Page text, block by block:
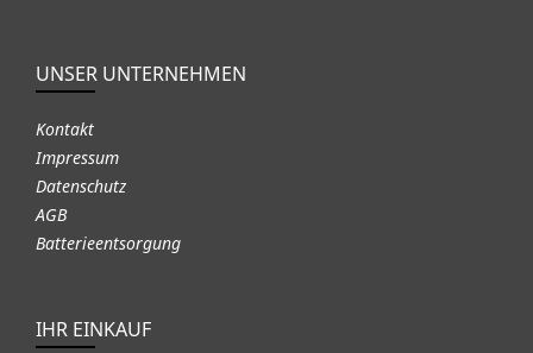
UNSER UNTERNEHMEN
Kontakt
Impressum
Datenschutz
AGB
Batterieentsorgung
IHR EINKAUF